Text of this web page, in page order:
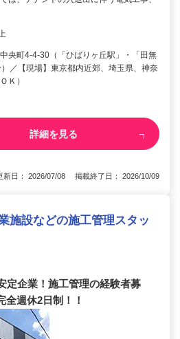
央町4-4-30（「ひばりヶ丘駅」・「田無
／【現場】東京都内近郊、埼玉県、神奈
Ｋ）
詳細を見る
新日： 2026/07/08 掲載終了日： 2026/10/09
施設などの施工管理スタッ
定企業！施工管理の経験者募
全週休2日制！！